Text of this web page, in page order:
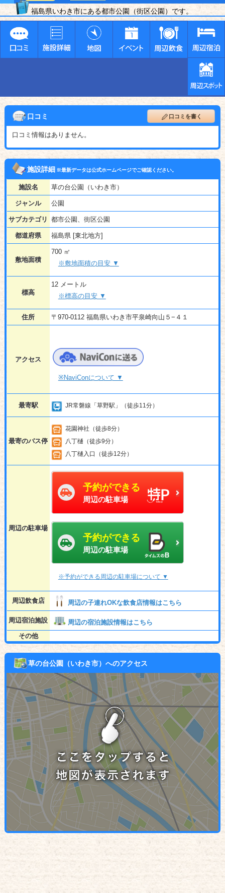
福島県いわき市にある都市公園（街区公園）です。
口コミ 口コミを書く
口コミ情報はありません。
施設詳細※最新データは公式ホームページでご確認ください。
施設名 草の台公園（いわき市）
ジャンル 公園
サブカテゴリ 都市公園、街区公園
都道府県 福島県 [東北地方]
敷地面積
700 ㎡
※敷地面積の目安 ▼
標高
12 メートル
※標高の目安 ▼
住所 〒970-0112 福島県いわき市平泉崎向山５−４１
アクセス
※NaviConについて ▼
最寄駅 JR常磐線「草野駅」（徒歩11分）
最寄のバス停
花園神社（徒歩8分）
八丁樋（徒歩9分）
八丁樋入口（徒歩12分）
周辺の駐車場
予約ができる
周辺の駐車場
予約ができる
周辺の駐車場
※予約ができる周辺の駐車場について ▼
周辺飲食店 周辺の子連れOKな飲食店情報はこちら
周辺宿泊施設
周辺の宿泊施設情報はこちら
その他
草の台公園（いわき市）へのアクセス